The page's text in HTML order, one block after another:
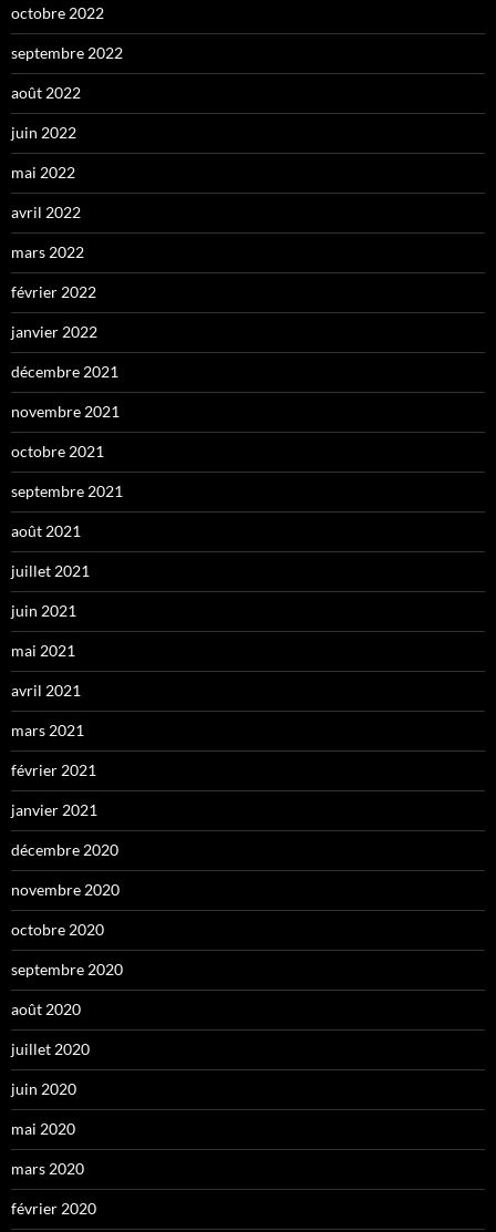
octobre 2022
septembre 2022
août 2022
juin 2022
mai 2022
avril 2022
mars 2022
février 2022
janvier 2022
décembre 2021
novembre 2021
octobre 2021
septembre 2021
août 2021
juillet 2021
juin 2021
mai 2021
avril 2021
mars 2021
février 2021
janvier 2021
décembre 2020
novembre 2020
octobre 2020
septembre 2020
août 2020
juillet 2020
juin 2020
mai 2020
mars 2020
février 2020